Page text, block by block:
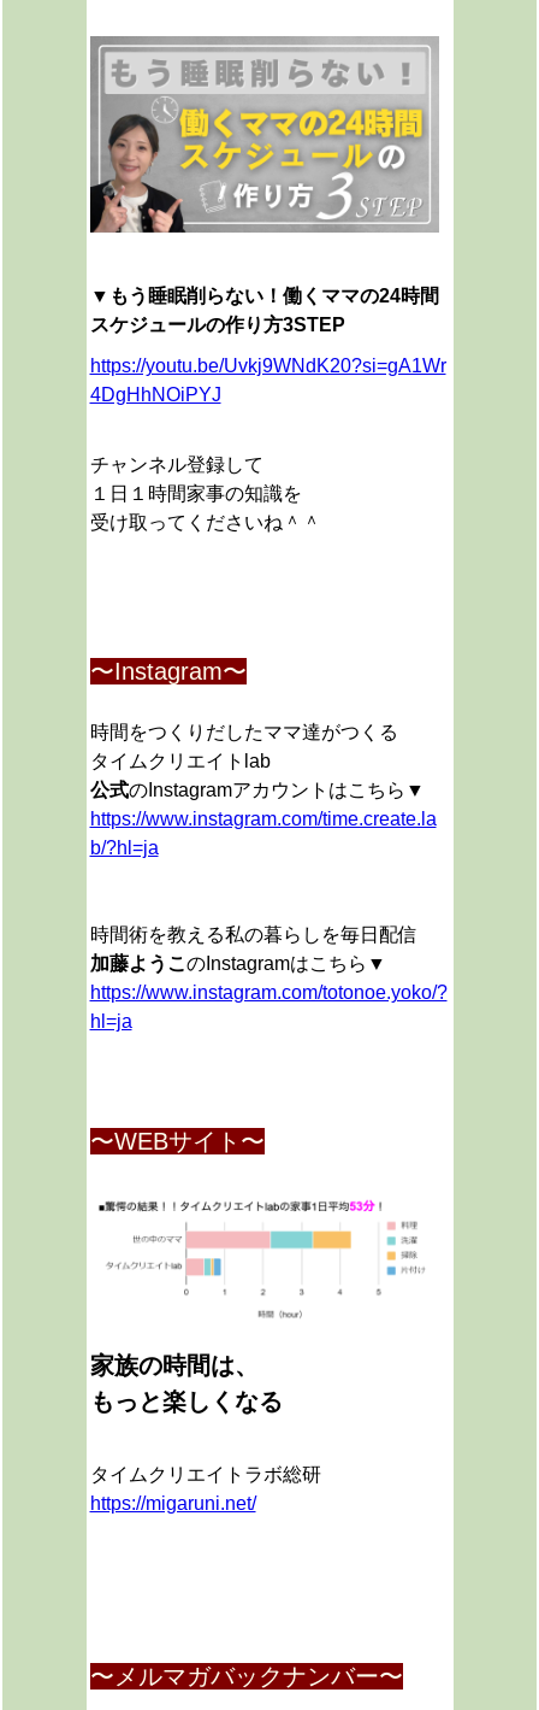
▼ もう睡眠削らない！働くママの24時間
スケジュールの作り方3STEP
https://youtu.be/Uvkj9WNdK20?si=gA1Wr
4DgHhNOiPYJ
チャンネル登録して
１日１時間家事の知識を
受け取ってくださいね＾＾
〜Instagram〜
時間をつくりだしたママ達がつくる
タイムクリエイトlab
公式のInstagramアカウントはこちら▼
https://www.instagram.com/time.create.la
b/?hl=ja
時間術を教える私の暮らしを毎日配信
加藤ようこ のInstagramはこちら▼
https://www.instagram.com/totonoe.yoko/?
hl=ja
〜WEBサイト〜
家族の時間は、
もっと楽しくなる
タイムクリエイトラボ総研
https://migaruni.net/
〜メルマガバックナンバー〜